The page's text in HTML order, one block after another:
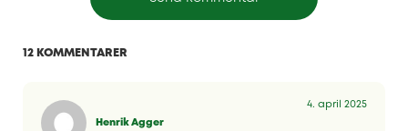
12 KOMMENTARER
Henrik Agger
4. april 2025